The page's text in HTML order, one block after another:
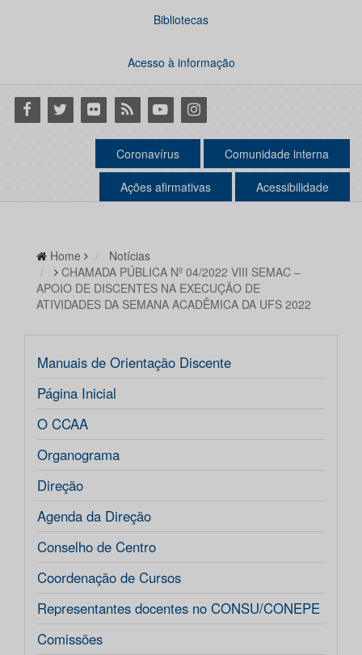
Bibliotecas
Acesso à informação
Facebook
Twitter Flickr RSS YoutubeInstagram
Coronavírus Comunidade interna
Ações afirmativas Acessibilidade
Home
Notícias
CHAMADA PÚBLICA Nº 04/2022 VIII SEMAC –
APOIO DE DISCENTES NA EXECUÇÃO DE
ATIVIDADES DA SEMANA ACADÊMICA DA UFS 2022
Manuais de Orientação Discente
Página Inicial
O CCAA
Organograma
Direção
Agenda da Direção
Conselho de Centro
Coordenação de Cursos
Representantes docentes no CONSU/CONEPE
Comissões